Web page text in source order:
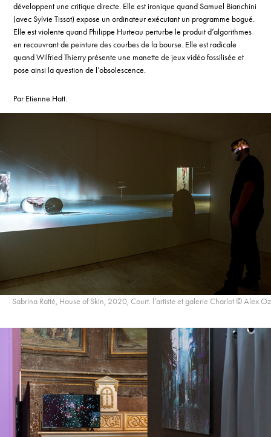
développent une critique directe. Elle est ironique quand Samuel Bianchini
(avec Sylvie Tissot) expose un ordinateur exécutant un programme bogué.
Elle est violente quand Philippe Hurteau perturbe le produit d’algorithmes
en recouvrant de peinture des courbes de la bourse. Elle est radicale
quand Wilfried Thierry présente une manette de jeux vidéo fossilisée et
pose ainsi la question de l’obsolescence.
Par Etienne Hatt.
Sabrina Ratté, House of Skin, 2020, Court. l’artiste et galerie Charlot © Alex Oz